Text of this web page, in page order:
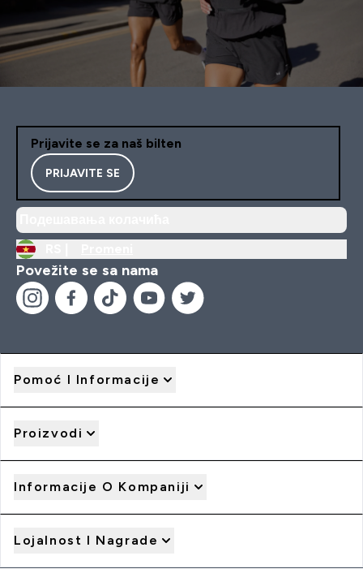
Prijavite se za naš bilten
PRIJAVITE SE
Povežite se sa nama
Pomoć I Informacije
Proizvodi
Informacije O Kompaniji
Lojalnost I Nagrade